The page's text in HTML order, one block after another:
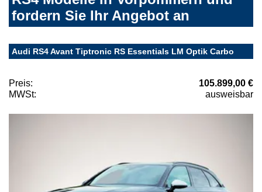
fordern Sie Ihr Angebot an
Audi RS4 Avant Tiptronic RS Essentials LM Optik Carbo
Preis:
105.899,00 €
MWSt:
ausweisbar